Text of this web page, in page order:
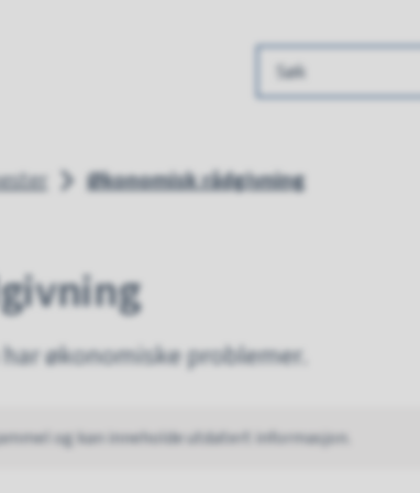
Økonomisk rådgivning
økonomiske problemer.
og kan inneholde utdatert informasjon.